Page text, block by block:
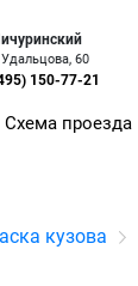
Удальцова, 60
150-77-21
Схема проезда
кузова